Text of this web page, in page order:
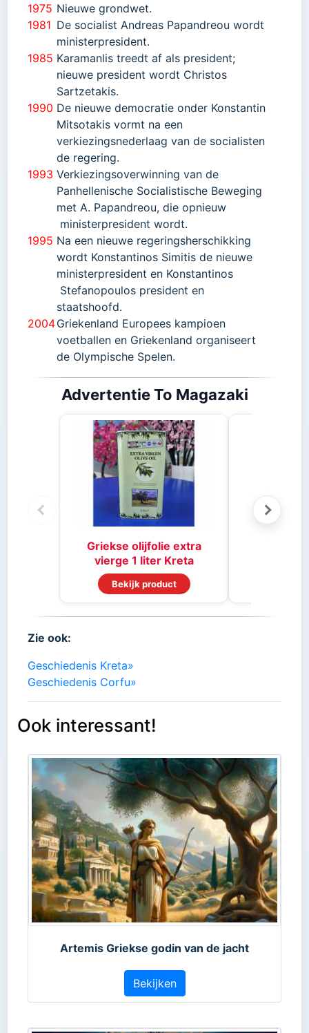
1975 Nieuwe grondwet.
1981 De socialist Andreas Papandreou wordt
ministerpresident.
1985 Karamanlis treedt af als president;
nieuwe president wordt Christos
Sartzetakis.
1990 De nieuwe democratie onder Konstantin
Mitsotakis vormt na een
verkiezingsnederlaag van de socialisten
de regering.
1993 Verkiezingsoverwinning van de
Panhellenische Socialistische Beweging
met A. Papandreou, die opnieuw
ministerpresident wordt.
1995 Na een nieuwe regeringsherschikking
wordt Konstantinos Simitis de nieuwe
ministerpresident en Konstantinos
Stefanopoulos president en
staatshoofd.
2004Griekenland Europees kampioen
voetballen en Griekenland organiseert
de Olympische Spelen.
Advertentie To Magazaki
Griekse olijfolie extra
vierge 1 liter Kreta
Bekijk product
Stifado
Zie ook:
Geschiedenis Kreta»
Geschiedenis Corfu»
Ook interessant!
Artemis Griekse godin van de jacht
Bekijken